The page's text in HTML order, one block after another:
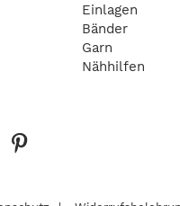
Einlagen
Bänder
Garn
Nähhilfen